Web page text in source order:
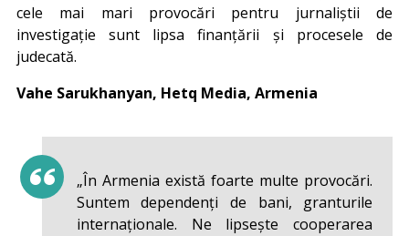
cele mai mari provocări pentru jurnaliștii de
investigație sunt lipsa finanțării și procesele de
judecată.
Vahe Sarukhanyan, Hetq Media, Armenia
„În Armenia există foarte multe provocări.
Suntem dependenți de bani, granturile
internaționale. Ne lipsește cooperarea